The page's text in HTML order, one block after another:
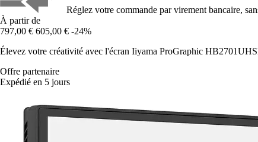
Réglez votre commande par virement bancaire,
À partir de
797,00 € 605,00 € -24%
Élevez votre créativité avec l'écran Iiyama ProGraphic
Offre partenaire
Expédié en 5 jours